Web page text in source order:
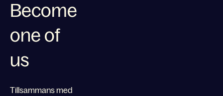
Become
one of
us
Tillsammans med